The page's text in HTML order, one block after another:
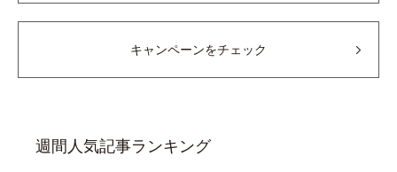
キャンペーンをチェック
週間人気記事ランキング